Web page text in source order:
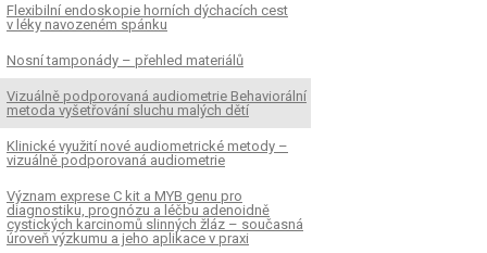
Flexibilní endoskopie horních dýchacích cest
v léky navozeném spánku
Nosní tamponády – přehled materiálů
Vizuálně podporovaná audiometrie Behaviorální
metoda vyšetřování sluchu malých dětí
Klinické využití nové audiometrické metody –
vizuálně podporovaná audiometrie
Význam exprese C kit a MYB genu pro
diagnostiku, prognózu a léčbu adenoidně
cystických karcinomů slinných žláz – současná
úroveň výzkumu a jeho aplikace v praxi